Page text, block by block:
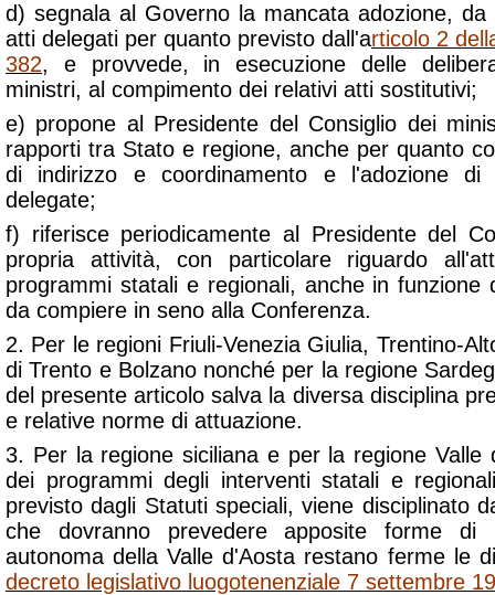
d) segnala al Governo la mancata adozione,
atti delegati per quanto previsto dall'articolo 2
382, e provvede, in esecuzione delle
ministri, al compimento dei relativi atti sostitutivi;
e) propone al Presidente del Consiglio dei
rapporti tra Stato e regione, anche per quanto
di indirizzo e coordinamento e l'adozione
delegate;
f) riferisce periodicamente al Presidente del
propria attività, con particolare riguardo
programmi statali e regionali, anche in funzione
da compiere in seno alla Conferenza.
2. Per le regioni Friuli-Venezia Giulia, Trentino-
di Trento e Bolzano nonché per la regione
del presente articolo salva la diversa disciplina
e relative norme di attuazione.
3. Per la regione siciliana e per la regione Valle
dei programmi degli interventi statali e
previsto dagli Statuti speciali, viene disciplinato
che dovranno prevedere apposite forme
autonoma della Valle d'Aosta restano ferme le
decreto legislativo luogotenenziale 7 settembre